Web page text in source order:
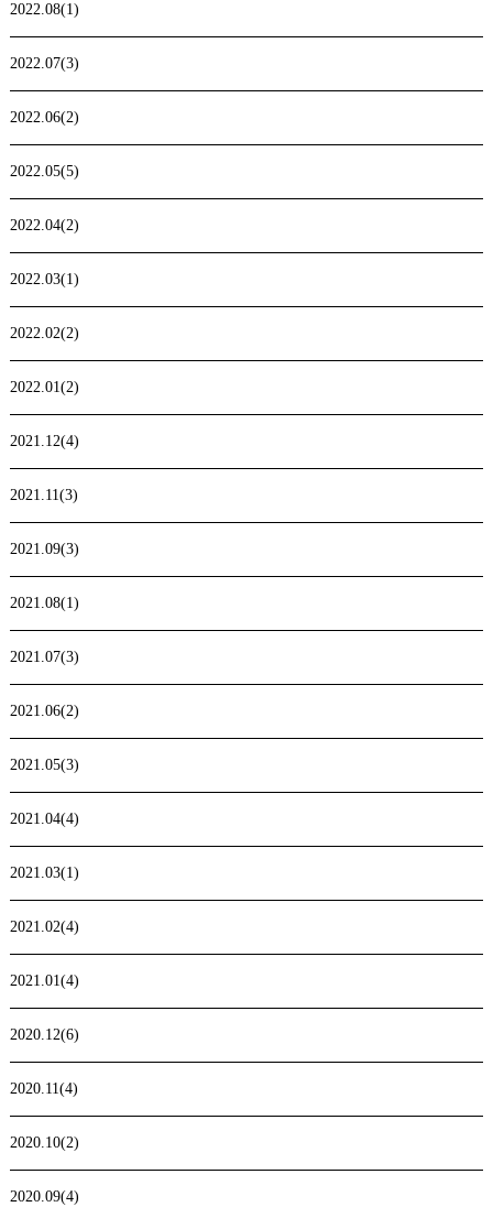
2022.08(1)
2022.07(3)
2022.06(2)
2022.05(5)
2022.04(2)
2022.03(1)
2022.02(2)
2022.01(2)
2021.12(4)
2021.11(3)
2021.09(3)
2021.08(1)
2021.07(3)
2021.06(2)
2021.05(3)
2021.04(4)
2021.03(1)
2021.02(4)
2021.01(4)
2020.12(6)
2020.11(4)
2020.10(2)
2020.09(4)